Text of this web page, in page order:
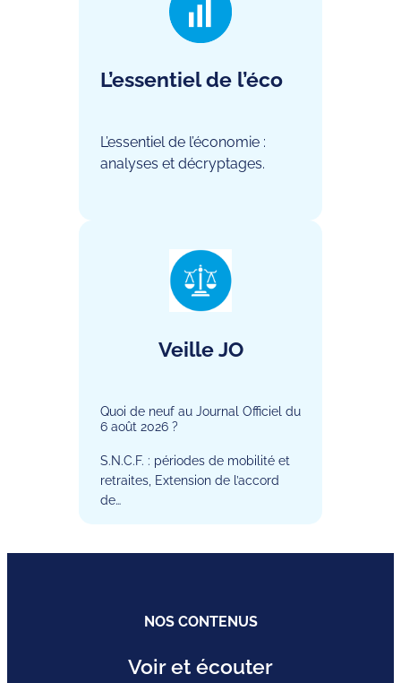
L’essentiel de l’éco
L’essentiel de l’économie :
analyses et décryptages.
Veille JO
Quoi de neuf au Journal Officiel du
6 août 2026 ?
S.N.C.F. : périodes de mobilité et
retraites, Extension de l’accord
de…
NOS CONTENUS
Voir et écouter